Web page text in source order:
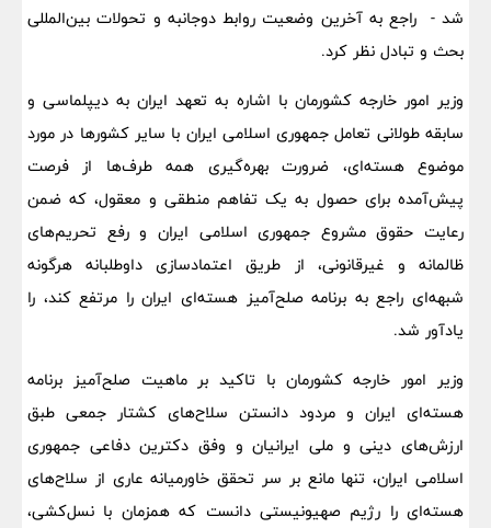
شد - راجع به آخرین وضعیت روابط دوجانبه و تحولات بین‌المللی
بحث و تبادل نظر کرد.
وزیر امور خارجه کشورمان با اشاره به تعهد ایران به دیپلماسی و
سابقه طولانی تعامل جمهوری اسلامی ایران با سایر کشورها در مورد
موضوع هسته‌ای، ضرورت بهره‌گیری همه طرف‌ها از فرصت
پیش‌آمده برای حصول به یک تفاهم منطقی و معقول، که ضمن
رعایت حقوق مشروع جمهوری اسلامی ایران و رفع تحریم‌های
ظالمانه و غیرقانونی، از طریق اعتمادسازی داوطلبانه هرگونه
شبهه‌ای راجع به برنامه صلح‌آمیز هسته‌ای ایران را مرتفع کند، را
یادآور شد.
وزیر امور خارجه کشورمان با تاکید بر ماهیت صلح‌آمیز برنامه
هسته‌ای ایران و مردود دانستن سلاح‌های کشتار جمعی طبق
ارزش‌های دینی و ملی ایرانیان و وفق دکترین دفاعی جمهوری
اسلامی ایران، تنها مانع بر سر تحقق خاورمیانه عاری از سلاح‌های
هسته‌ای را رژیم صهیونیستی دانست که همزمان با نسل‌کشی،